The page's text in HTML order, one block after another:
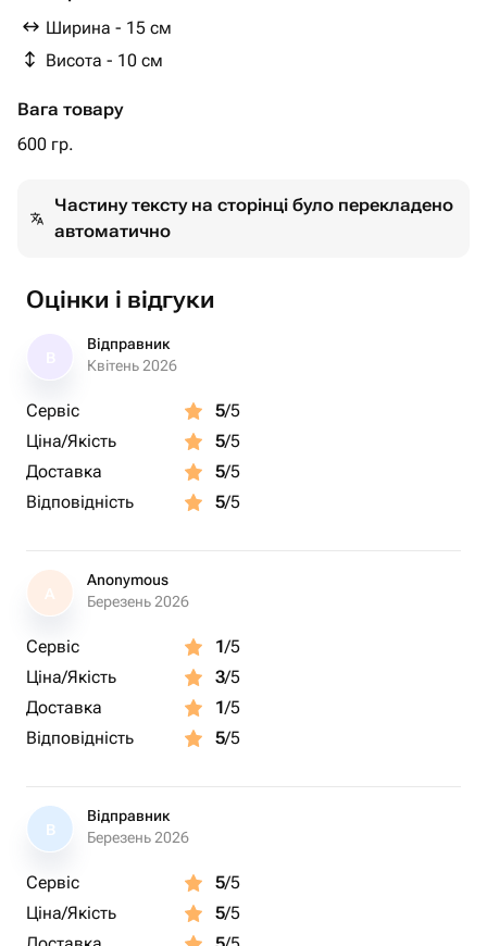
Необходимый Вариант можно указать комментарием
при заказе, либо сообщением.
Дизайн также можно обговорить после оформления
заказа.
Ширина - 15 см
Висота - 10 см
Вага товару
600 гр.
Частину тексту на сторінці було перекладено
автоматично
Оцінки і відгуки
Відправник
Квітень 2026
Сервіс 5/5
Ціна/Якість
5/5
Доставка
5/5
Відповідність
5/5
A
Anonymous
Березень 2026
Сервіс 1/5
Ціна/Якість
3/5
Доставка
1/5
Відповідність
5/5
В
Відправник
Березень 2026
Сервіс 5/5
Ціна/Якість
5/5